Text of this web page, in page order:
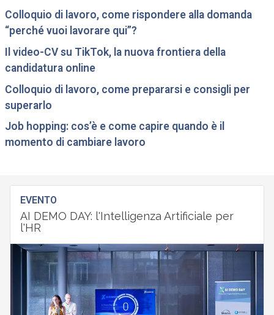
Colloquio di lavoro, come rispondere alla domanda
“perché vuoi lavorare qui”?
Il video-CV su TikTok, la nuova frontiera della
candidatura online
Colloquio di lavoro, come prepararsi e consigli per
superarlo
Job hopping: cos’è e come capire quando è il
momento di cambiare lavoro
EVENTO
AI DEMO DAY: l'Intelligenza Artificiale per
l'HR